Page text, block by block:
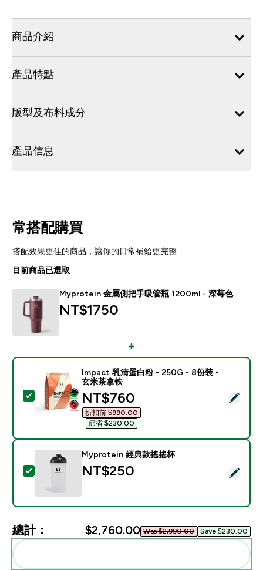
商品介紹
產品特點
版型及布料成分
產品信息
常搭配購買
搭配效果更佳的商品，讓你的日常補給更完整
目前商品已選取
Myprotein 金屬側把手吸管瓶 1200ml - 深莓色
NT$1750‎
選取此商品 - Impact 乳清蛋白粉 - 250G - 8份装 - 玄
Impact 乳清蛋白粉 - 250G - 8份装 -
玄米茶拿铁
discounted price
NT$760‎
折扣前 $990.00‎
節省 $230.00‎
選取此商品 - Myprotein 經典款搖搖杯
Myprotein 經典款搖搖杯
NT$250‎
總計： $2,760.00‎ Was $2,990.00‎ Save $230.00‎